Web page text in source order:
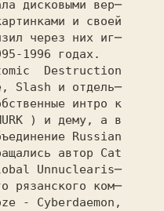
и своей
через них иг─
Slash и отдель─
интро к
) и дему, а в
Russian
автор Cat
Unnuclearis─
рязанского ком─
- Cyberdaemon,